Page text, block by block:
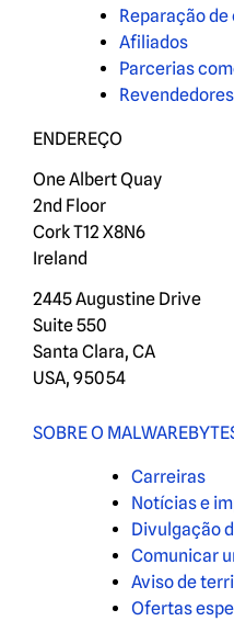
Reparação
Afiliados
Parcerias
Revendedores
ENDEREÇO
One Albert Quay
2nd Floor
Cork T12 X8N6
Ireland
2445 Augustine Drive
Suite 550
Santa Clara, CA
USA, 95054
SOBRE O
Carreiras
Notícias e
Divulgação
Comunicar
Aviso de
Ofertas